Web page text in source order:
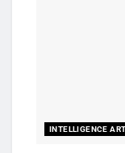
INTELLIGENCE